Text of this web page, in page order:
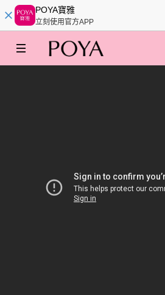
POYA寶雅
立刻使用官方APP